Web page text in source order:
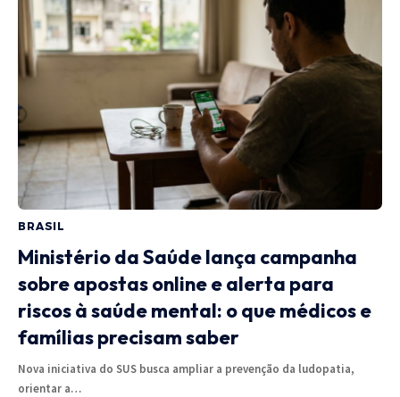
BRASIL
Ministério da Saúde lança campanha
sobre apostas online e alerta para
riscos à saúde mental: o que médicos e
famílias precisam saber
Nova iniciativa do SUS busca ampliar a prevenção da ludopatia,
orientar a…